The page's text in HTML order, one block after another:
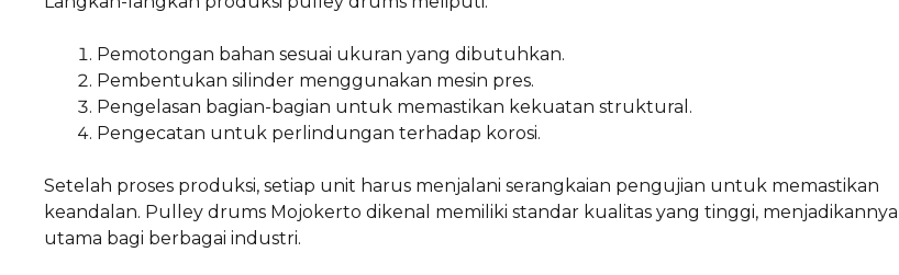
Pemotongan bahan sesuai ukuran yang dibutuhkan.
Pembentukan silinder menggunakan mesin pres.
Pengelasan bagian-bagian untuk memastikan kekuatan struktural.
Pengecatan untuk perlindungan terhadap korosi.
Setelah proses produksi, setiap unit harus menjalani serangkaian pengujian untuk memastikan
keandalan. Pulley drums Mojokerto dikenal memiliki standar kualitas yang tinggi,
utama bagi berbagai industri.